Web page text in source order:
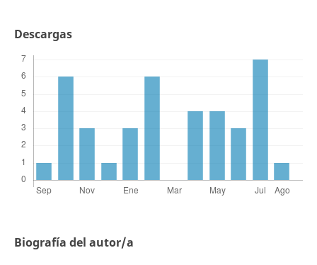
Descargas
Biografía del autor/a